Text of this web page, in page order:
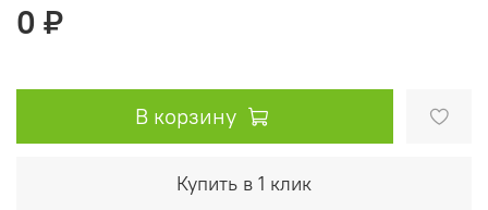
0 ₽
В корзину
Купить в 1 клик